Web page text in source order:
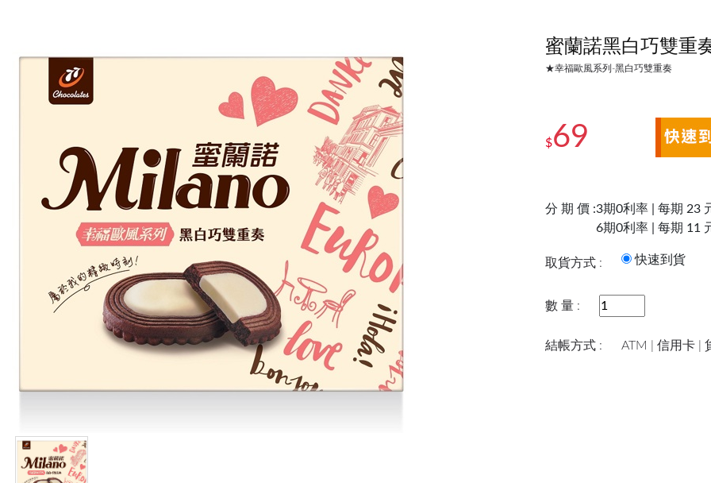
蜜蘭諾黑白巧雙重
★幸福歐風系列-黑白巧雙重奏
$69
分 期 價 :3期0利率 | 每期 23
6期0利率 | 每期 11
取貨方式 : 快速到
數 量 :
結帳方式 : ATM | 信用卡 |